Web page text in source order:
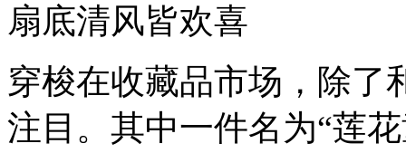
扇底清风皆欢喜
穿梭在收藏品市场，除了
注目。其中一件名为“莲